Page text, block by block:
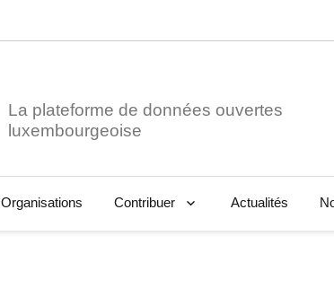
La plateforme de données ouvertes
Organisations Contribuer Actualités